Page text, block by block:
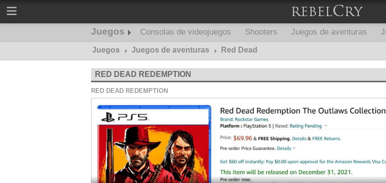
Juegos Consolas de videojuegos Shooters Juegos de aventuras
Juegos Juegos de aventuras Red Dead
RED DEAD REDEMPTION
RED DEAD REDEMPTION